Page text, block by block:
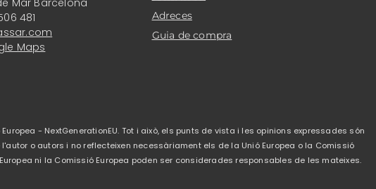
481
Maps
Adreces
Guia de compra
- NextGenerationEU. Tot i això, els punts de vista i les opinions expressades són
o autors i no reflecteixen necessàriament els de la Unió Europea o la Comissió
Europea ni la Comissió Europea poden ser considerades responsables de les mateixes.